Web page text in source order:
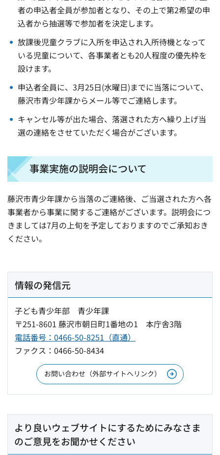
者の申込者全員が参加者となり、その上で第2希望の申
込者から抽選等で参加者を決定します。
放課後児童クラブに入所を申込され入所待機となって
いる児童について、各事業者とも20人程度の優先枠を
設けます。
申込者全員に、3月25日(水曜日)までに当落について、
藤沢市青少年課からメール等でご連絡します。
キャンセル等が出た場合、落選された方へ繰り上げ当
選の連絡をさせていただく場合がございます。
事業実施の説明会について
藤沢市青少年課から当落のご連絡後、ご当選された方へ各
事業者から事業に関するご連絡がございます。説明会につ
きましては7月の上旬を予定しておりますのでご承知おき
ください。
情報の発信元
子ども青少年部 青少年課
〒251-8601 藤沢市朝日町1番地の1 本庁舎3階
電話番号：0466-50-8251（直通）
ファクス：0466-50-8434
お問い合わせ（外部サイトへリンク）
より良いウェブサイトにするためにみなさま
のご意見をお聞かせください